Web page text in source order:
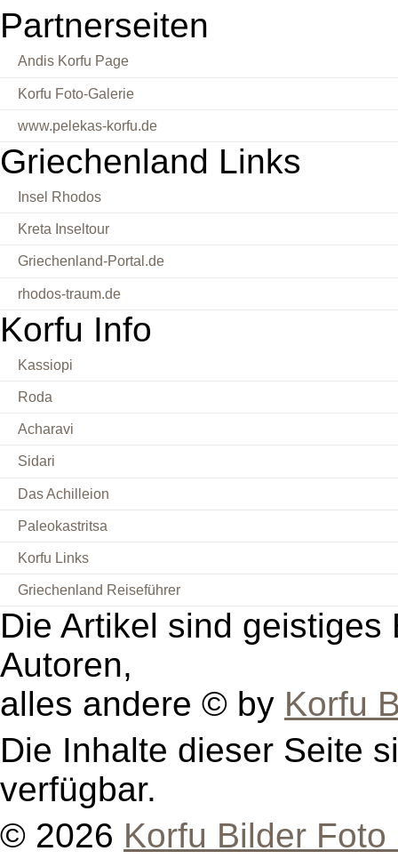
Partnerseiten
Andis Korfu Page
Korfu Foto-Galerie
www.pelekas-korfu.de
Griechenland Links
Insel Rhodos
Kreta Inseltour
Griechenland-Portal.de
rhodos-traum.de
Korfu Info
Kassiopi
Roda
Acharavi
Sidari
Das Achilleion
Paleokastritsa
Korfu Links
Griechenland Reiseführer
Die Artikel sind
Autoren,
alles andere © by Korfu
Die Inhalte dieser Seite
verfügbar.
© 2026 Korfu Bilder Foto